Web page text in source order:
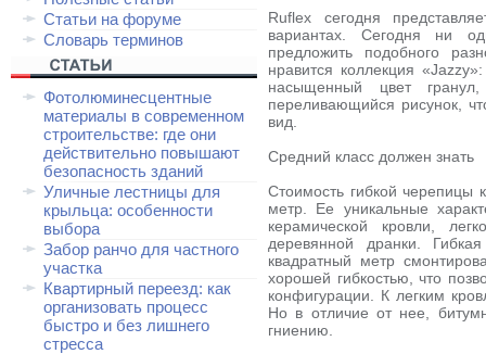
Статьи на форуме
Словарь терминов
Фотолюминесцентные
материалы в современном
строительстве: где они
действительно повышают
безопасность зданий
Уличные лестницы для
крыльца: особенности
выбора
Забор ранчо для частного
участка
Квартирный переезд: как
организовать процесс
быстро и без лишнего
стресса
Ruflex сегодня
вариантах. Сегодня ни
предложить подобного
нравится коллекция
насыщенный цвет
переливающийся рисунок,
вид.
Средний класс должен знать
Стоимость гибкой черепицы
метр. Ее уникальные
керамической кровли,
деревянной дранки.
квадратный метр
хорошей гибкостью, что
конфигурации. К легким
Но в отличие от нее,
гниению.